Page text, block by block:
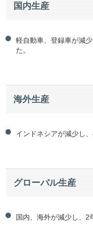
国内生産
軽自動車、登録車が減
た。
海外生産
インドネシアが減少し
グローバル生産
国内、海外が減少し、2